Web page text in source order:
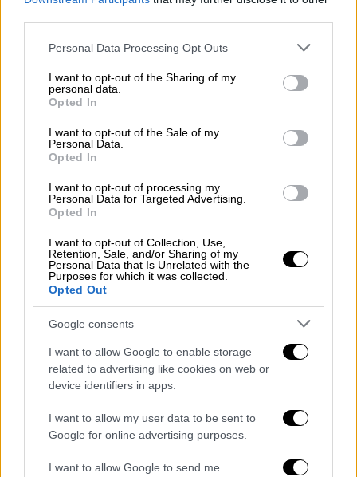
Please note that this website/app uses one or more Google
not limited to your visit or usage behaviour. You may click to
grant or deny consent to Google and its third-party tags to
use your data for below specified purposes in below Google
consent section.
Personal Data Processing Opt Outs
I want to opt-out of the Sharing of my
personal data.
Opted In
I want to opt-out of the Sale of my
Personal Data.
Opted In
I want to opt-out of processing my
Personal Data for Targeted Advertising.
Opted In
I want to opt-out of Collection, Use,
Retention, Sale, and/or Sharing of my
Personal Data that Is Unrelated with the
Purposes for which it was collected.
Opted Out
Google consents
I want to allow Google to enable storage
related to advertising like cookies on web or
device identifiers in apps.
I want to allow my user data to be sent to
Google for online advertising purposes.
I want to allow Google to send me
18 ημερών επέζησε μέσα στα
συντρίμμια για 32 ώρες -
Συγκλονιστικές εικόνες
Η διάσωση αυτή έρχεται σε μια στιγμή που η
χώρα μετρά τις πληγές της από τα
χτυπήματα του Εγκέλαδου - Οι αγνοούμενοι
ξεπερνούν τους 50.000 και οι νεκροί είναι
τουλάχιστον 920